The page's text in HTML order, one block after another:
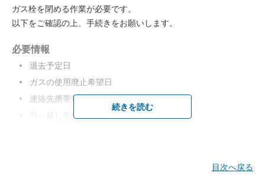
供給地点特定番号
プラン名
※
ガス事業者名はお客さまのご利用中のプランによって異なり
「ソフトバンクガス Powered by 関西電力」をご利用の場合
ガス事業者名：「関西電力株式会社」
「ソフトバンクガス Powered by TEPCO」をご利用の場合
ガス栓を閉める作業が必要です。
以下をご確認の上、手続きをお願いします。
必要情報
退去予定日
ガスの使用廃止希望日
連絡先携帯電話番号 ※1
引っ越し先住所
続きを読む
目次へ戻る